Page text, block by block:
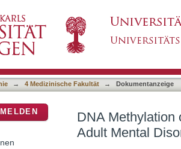
→ 4 Medizinische Fakultät → Dokumentanzeige
DNA Methylation
Adult Mental